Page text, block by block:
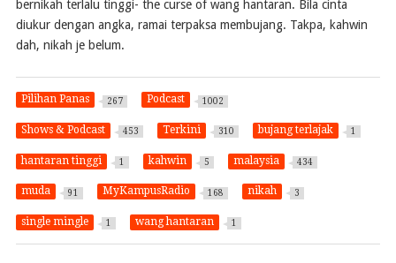
bernikah terlalu tinggi- the curse of wang hantaran. Bila cinta
diukur dengan angka, ramai terpaksa membujang. Takpa, kahwin
dah, nikah je belum.
Pilihan Panas 267 Podcast 1002
Shows & Podcast 453 Terkini 310 bujang terlajak 1
hantaran tinggi 1 kahwin 5 malaysia 434
muda 91 MyKampusRadio 168 nikah 3
single mingle 1 wang hantaran 1